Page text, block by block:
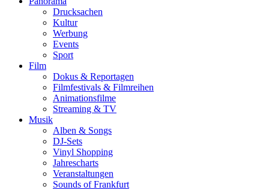
Drucksachen
Kultur
Werbung
Events
Sport
Film
Dokus & Reportagen
Filmfestivals & Filmreihen
Animationsfilme
Streaming & TV
Musik
Alben & Songs
DJ-Sets
Vinyl Shopping
Jahrescharts
Veranstaltungen
Sounds of Frankfurt